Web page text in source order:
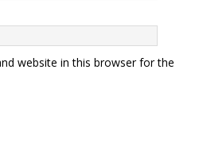
website in this browser for the